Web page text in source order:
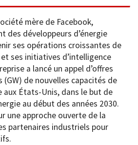
mère de Facebook,
des développeurs d’énergie
ses opérations croissantes de
ses initiatives d’intelligence
a lancé un appel d’offres
de nouvelles capacités de
aux États-Unis, dans le but de
au début des années 2030.
une approche ouverte de la
partenaires industriels pour